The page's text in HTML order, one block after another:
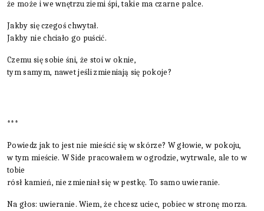
że może i we wnętrzu ziemi śpi, takie ma czarne palce.
Jakby się czegoś chwytał.
Jakby nie chciało go puścić.
Czemu się sobie śni, że stoi w oknie,
tym samym, nawet jeśli zmieniają się pokoje?
***
Powiedz jak to jest nie mieścić się w skórze? W głowie, w pokoju,
w tym mieście. W Side pracowałem w ogrodzie, wytrwale, ale to w
tobie
rósł kamień, nie zmieniał się w pestkę. To samo uwieranie.
Na głos: uwieranie. Wiem, że chcesz uciec, pobiec w stronę morza.